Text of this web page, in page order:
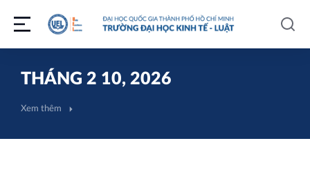
THÁNG 2 10, 2026
Xem thêm